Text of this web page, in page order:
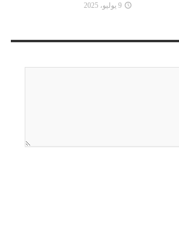
9 يوليو، 2025